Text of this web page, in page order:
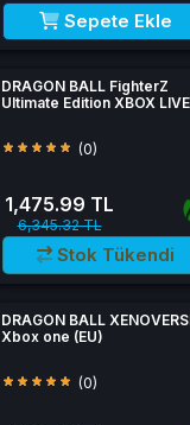
Sepete Ekle
DRAGON BALL FighterZ
Ultimate Edition XBOX LIVE
(0)
1,475.99 TL
6,345.32 TL
Stok Tükendi
DRAGON BALL
Xbox one (EU)
(0)